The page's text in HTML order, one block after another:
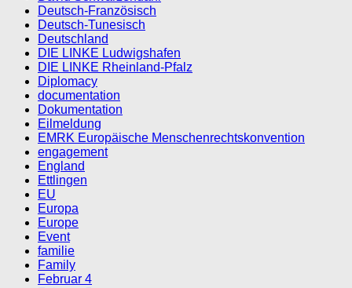
Deutsch-Französisch
Deutsch-Tunesisch
Deutschland
DIE LINKE Ludwigshafen
DIE LINKE Rheinland-Pfalz
Diplomacy
documentation
Dokumentation
Eilmeldung
EMRK Europäische Menschenrechtskonvention
engagement
England
Ettlingen
EU
Europa
Europe
Event
familie
Family
Februar 4